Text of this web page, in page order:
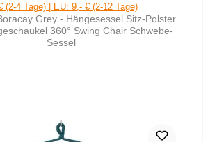
(2-4 Tage) | EU: 9,- € (2-12 Tage)
Grey - Hängesessel Sitz-Polster
360° Swing Chair Schwebe-
Sessel